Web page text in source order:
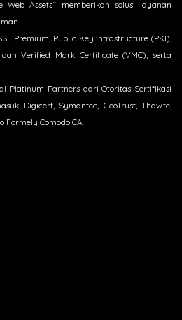
Web Assets“ memberikan solusi layanan
Premium, Public Key Infrastructure (PKI),
Verified Mark Certificate (VMC), serta
Platinum Partners dari Otoritas Sertifikasi
Digicert, Symantec, GeoTrust, Thawte,
Formely Comodo CA.